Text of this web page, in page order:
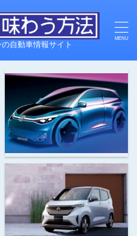
自動車情報サイト